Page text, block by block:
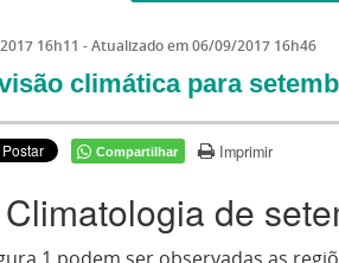
16h11 - Atualizado em06/09/2017 16h46
climática para
Compartilhar Imprimir
de